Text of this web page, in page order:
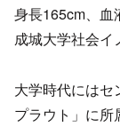
身長165cm、血
成城大学社会イ
大学時代にはセ
プラウト」に所